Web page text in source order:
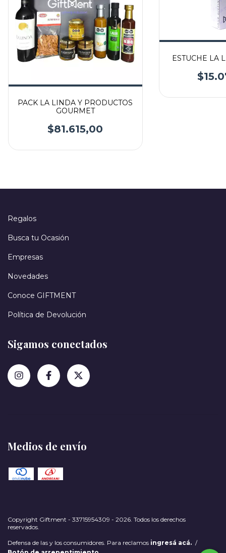
PACK LA LINDA Y PRODUCTOS
GOURMET
$81.615,00
ESTUCHE LA
Regalos
Busca tu Ocasión
Empresas
Novedades
Conoce GIFTMENT
Política de Devolución
Sigamos conectados
Medios de envío
Copyright Giftment - 33715954309 - 2026. Todos los derechos
reservados.
Defensa de las y los consumidores. Para reclamos ingresá acá. /